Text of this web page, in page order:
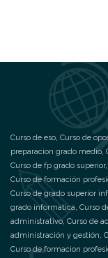
Curso de eso, Curso de
preparacion grado medio,
Curso de fp grado superior,
Curso de formación
Curso de grado superior
grado informatica, Curso
administrativo, Curso de
administración y gestión,
Curso de formacion